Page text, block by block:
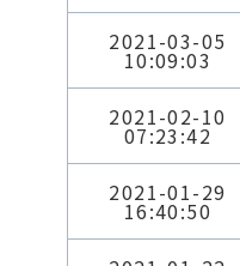
2021-03-05
10:09:03
2021-02-10
07:23:42
2021-01-29
16:40:50